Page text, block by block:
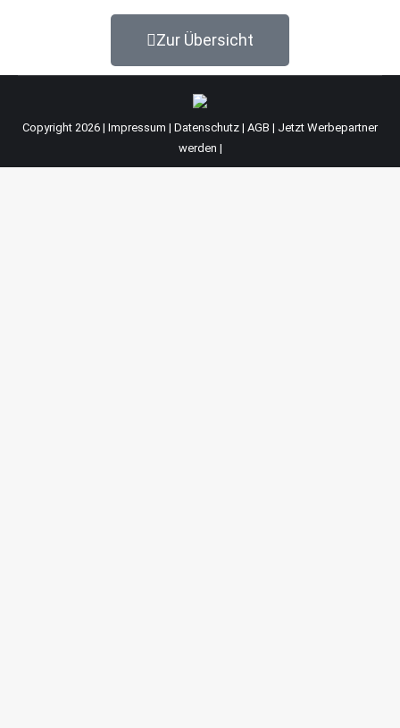
Zur Übersicht
Copyright 2026 | Impressum | Datenschutz | AGB | Jetzt Werbepartner
werden |